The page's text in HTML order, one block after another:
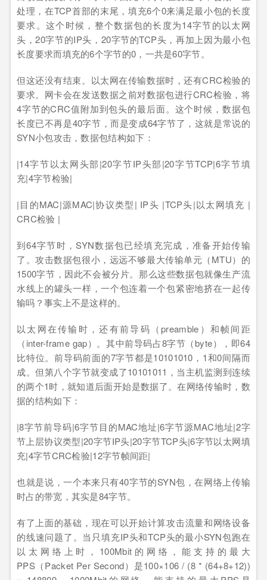
处理，在TCP首部的末尾，填充6个0来满足最小包的长度
要求。这个时候，整个数据包的长度为14字节的以太网
头，20字节的IP头，20字节的TCP头，再加上因为最小包
长度要求而填充的6个字节的0，一共是60字节。
但这还没有结束。以太网在传输数据时，还有CRC检验的
要求。网卡会在发送数据之前对数据包进行CRC检验，将
4字节的CRC值附加到包头的最后面。这个时候，数据包
长度已不再是40字节，而是变成64字节了，这就是常说的
SYN小包攻击，数据包结构如下：
|14字节以太网头部|20字节IP头部|20字节TCP|6字节填
充|4字节检验|
|目的MAC|源MAC|协议类型| IP头 |TCP头|以太网填充 |
CRC检验 |
到64字节时，SYN数据包已经填充完成，准备开始传输
了。攻击数据包很小，远远不够最大传输单元（MTU）的
1500字节，因此不会被分片。那么这些数据包就像生产流
水线上的罐头一样，一个包连着一个包紧密地挤在一起传
输吗？事实上不是这样的。
以太网在传输时，还有前导码（preamble）和帧间距
（inter-frame gap）。其中前导码占8字节（byte），即64
比特位。前导码前面的7字节都是10101010，1和0间隔而
成。但第八个字节就变成了10101011，当主机监测到连续
的两个1时，就知道后面开始是数据了。在网络传输时，数
据的结构如下：
|8字节前导码|6字节目的MAC地址|6字节源MAC地址|2字
节上层协议类型|20字节IP头|20字节TCP头|6字节以太网填
充|4字节CRC检验|12字节帧间距|
也就是说，一个本来只有40字节的SYN包，在网络上传输
时占的带宽，其实是84字节。
有了上面的基础，现在可以开始计算攻击流量和网络设备
的线速问题了。当只填充IP头和TCP头的最小SYN包跑在
以太网络上时，100Mbit的网络，能支持的最大
PPS（Packet Per Second）是100×106 / (8 * (64+8+12))